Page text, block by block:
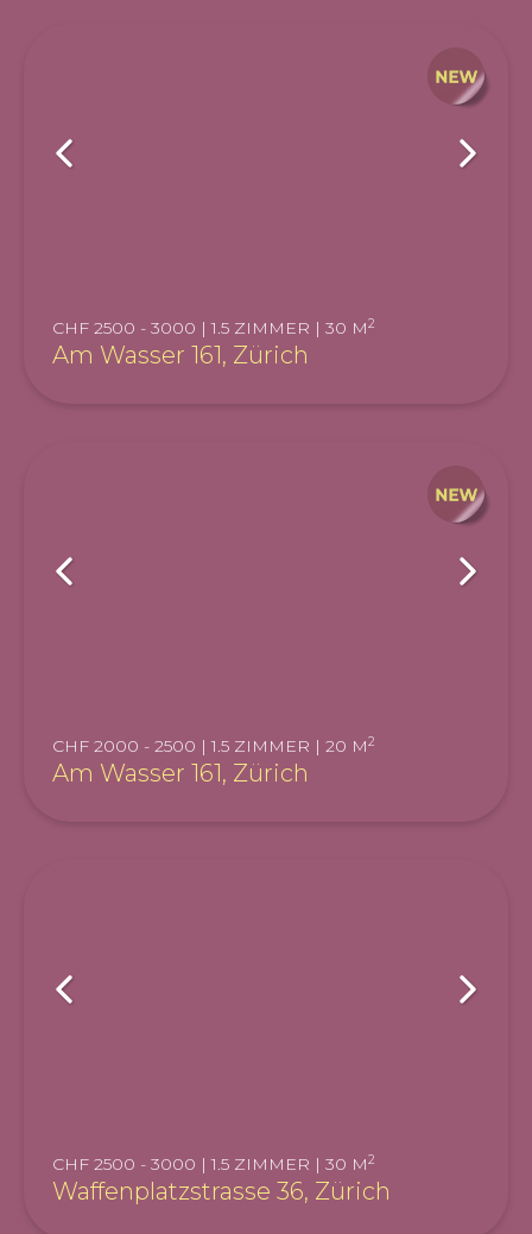
CHF 2500 - 3000 | 1.5 ZIMMER | 30 M2
Am Wasser 161, Zürich
CHF 2000 - 2500 | 1.5 ZIMMER | 20 M2
Am Wasser 161, Zürich
CHF 2500 - 3000 | 1.5 ZIMMER | 30 M2
Waffenplatzstrasse 36, Zürich